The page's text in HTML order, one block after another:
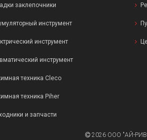
заклепочники
инструмент
инструмент
инструмент
техника Cleco
техника Piher
и запчасти
2026 ООО "АЙ-